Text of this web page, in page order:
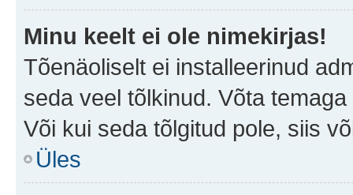
Minu keelt ei ole nimekirjas!
Tõenäoliselt ei installeerinud
seda veel tõlkinud. Võta
Või kui seda tõlgitud pole, siis
Üles